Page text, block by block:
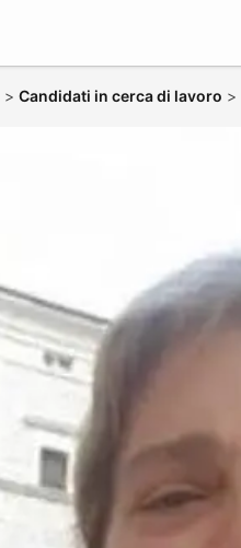
> Candidati in cerca di lavoro >